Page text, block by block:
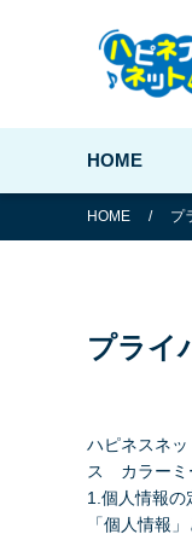
HOME
HOME / プ
プライ
ハピネスネ
ス カラー
1.個人情報の
「個人情報